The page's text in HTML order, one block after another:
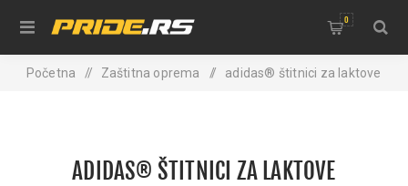
0
Početna / Zaštitna oprema / adidas® štitnici za laktove
ADIDAS® ŠTITNICI ZA LAKTOVE